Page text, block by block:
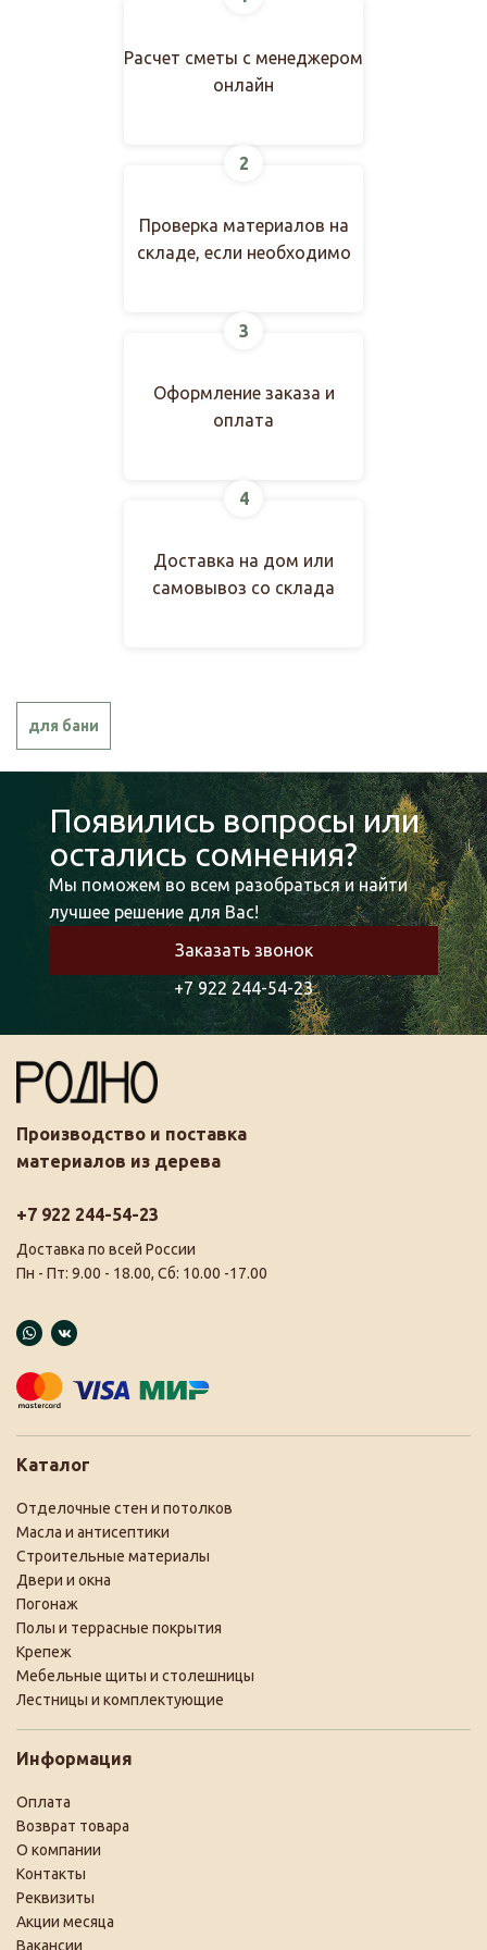
проветриваемом помещении. Перед монтажом
помещении, где будет производиться установка,
для акклиматизации древесины к условиям
Расчет сметы с менеджером
онлайн
2
Проверка материалов на
складе, если необходимо
3
Оформление заказа и
оплата
4
Доставка на дом или
самовывоз со склада
для бани
Появились вопросы или
остались сомнения?
Мы поможем во всем разобраться и найти
лучшее решение для Вас!
Заказать звонок
+7 922 244-54-23
Производство и поставка
материалов из дерева
+7 922 244-54-23
Доставка по всей России
Пн - Пт: 9.00 - 18.00, Сб: 10.00 -17.00
Каталог
Отделочные стен и потолков
Масла и антисептики
Строительные материалы
Двери и окна
Погонаж
Полы и террасные покрытия
Крепеж
Мебельные щиты и столешницы
Лестницы и комплектующие
Информация
Оплата
Возврат товара
О компании
Контакты
Реквизиты
Акции месяца
Вакансии